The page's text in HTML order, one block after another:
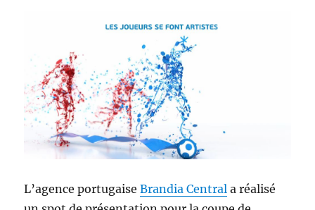
L’agence portugaiseBrandia Central a réalisé